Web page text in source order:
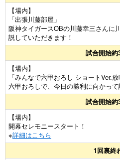
【場内】
「出張川藤部屋」
阪神タイガースOBの川藤幸三さんに
説していただきます！
試合開始約
【場内】
「みんなで六甲おろし ショートVer.放
六甲おろしで、今日の勝利に向かっ
試合開始約
【場内】
開幕セレモニースタート！
※詳細はこちら
1回裏終